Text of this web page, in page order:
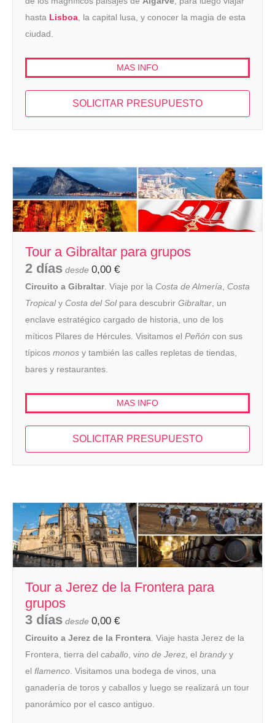
hasta Lisboa, la capital lusa, y conocer la magia de esta
ciudad.
MAS INFO
SOLICITAR PRESUPUESTO
Tour a Gibraltar para grupos
2 días desde 0,00 €
Circuito a Gibraltar. Viaje por la Costa de Almería, Costa
Tropicaly Costa del Solpara descubrir Gibraltar, un
enclave estratégico cargado de historia, uno de los
míticos Pilares de Hércules. Visitamos el Peñón con sus
típicos monos y también las calles repletas de tiendas,
bares y restaurantes.
MAS INFO
SOLICITAR PRESUPUESTO
Tour a Jerez de la Frontera para
grupos
3 días desde 0,00 €
Circuito a Jerez de la Frontera. Viaje hasta Jerez de la
Frontera, tierra del caballo, vino de Jerez, el brandyy
el flamenco. Visitamos una bodega de vinos, una
ganadería de toros y caballos y luego se realizará un tour
panorámico por el casco antiguo.